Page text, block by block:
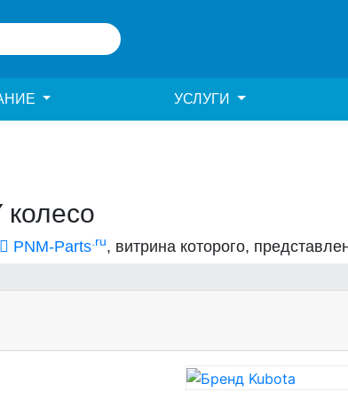
УСЛУГИ
колесо
PNM-Parts.ru, витрина которого,